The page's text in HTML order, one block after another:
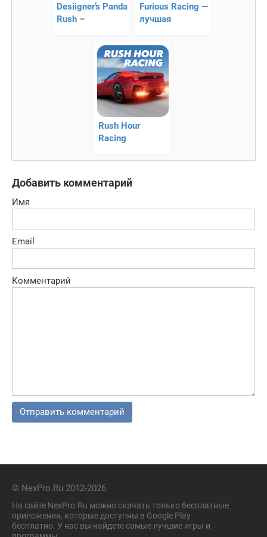
Desiigner’s Panda
Rush –
Furious Racing —
лучшая
Rush Hour
Racing
Добавить комментарий
Имя
Email
Комментарий
© NexPro.Ru 2012-2026
На сайте NexPro.Ru можно скачать только бесплатные
приложения, которые доступны в Google Play
бесплатно. У нас вы найдете самые лучшие игры и